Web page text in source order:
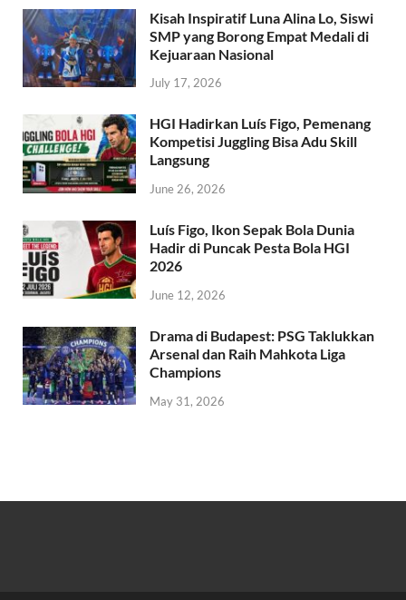
Kisah Inspiratif Luna Alina Lo, Siswi
SMP yang Borong Empat Medali di
Kejuaraan Nasional
July 17, 2026
HGI Hadirkan Luís Figo, Pemenang
Kompetisi Juggling Bisa Adu Skill
Langsung
June 26, 2026
Luís Figo, Ikon Sepak Bola Dunia
Hadir di Puncak Pesta Bola HGI
2026
June 12, 2026
Drama di Budapest: PSG Taklukkan
Arsenal dan Raih Mahkota Liga
Champions
May 31, 2026